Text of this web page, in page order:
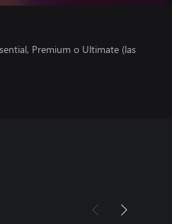
Premium o Ultimate (las